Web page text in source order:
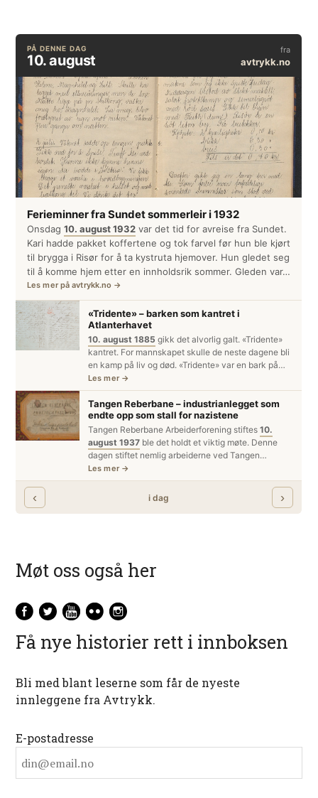
Møt oss også her
Få nye historier rett i innboksen
Bli med blant leserne som får de nyeste
innleggene fra Avtrykk.
E-postadresse